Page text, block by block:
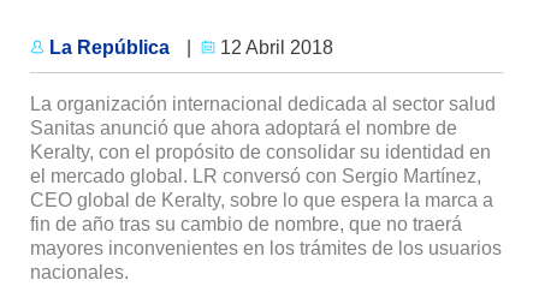
La República 12 Abril 2018
La organización internacional dedicada al sector salud
Sanitas anunció que ahora adoptará el nombre de
Keralty, con el propósito de consolidar su identidad en
el mercado global. LR conversó con Sergio Martínez,
CEO global de Keralty, sobre lo que espera la marca a
fin de año tras su cambio de nombre, que no traerá
mayores inconvenientes en los trámites de los usuarios
nacionales.